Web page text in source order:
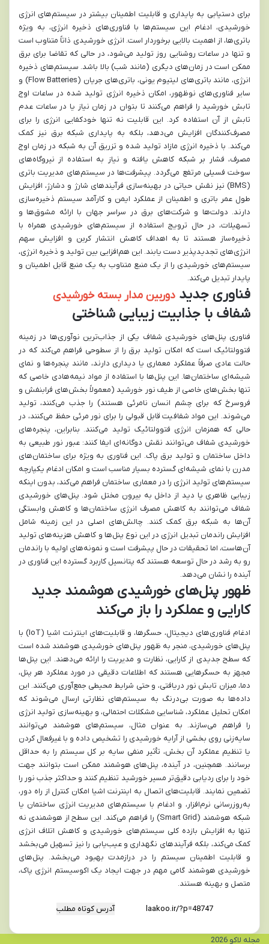
برای دستیابی به پایداری و قابلیت اطمینان بیشتر در سیستم‌های انرژی
خورشیدی، ادغام این سیستم‌ها با فناوری‌های ذخیره انرژی، به ویژه
باتری‌ها، از اهمیت بالایی برخوردار است. انرژی خورشیدی ذاتاً متناوب است
و تنها در ساعات روشنایی روز تولید می‌شود، در حالی که تقاضا برای برق
ممکن است در زمان‌های دیگری (مانند شب) بالا باشد. سیستم‌های ذخیره
انرژی، مانند باتری‌های لیتیوم یونی، باتری‌های جریان (Flow Batteries) و
سایر فناوری‌های نوظهور، امکان ذخیره انرژی تولید شده در ساعات اوج
تابش خورشید را فراهم می‌کنند تا بتوان در زمان نیاز یا در ساعات عدم
تابش از آن استفاده کرد. این قابلیت نه تنها خودکفایی انرژی را برای
مصرف‌کنندگان افزایش می‌دهد، بلکه به پایداری شبکه برق نیز کمک
می‌کند. با ذخیره انرژی مازاد تولید شده و تزریق آن به شبکه در زمان اوج
مصرف، فشار بر شبکه کاهش یافته و نیاز به استفاده از نیروگاه‌های
سوخت فسیلی مرتفع می‌گردد. پیشرفت‌ها در سیستم‌های مدیریت باتری
(BMS) نیز نقش حیاتی در بهینه‌سازی فرآیندهای شارژ و دشارژ، افزایش
طول عمر باتری و اطمینان از عملکرد ایمن و کارآمد سیستم ذخیره‌سازی
دارند. دولت‌ها و شرکت‌های برق در سراسر جهان با ارائه مشوق‌ها و
تسهیلات، در حال ترویج استفاده از سیستم‌های خورشیدی همراه با
ذخیره‌ساز هستند تا به اهداف کاهش انتشار کربن و افزایش سهم
انرژی‌های تجدیدپذیر دست یابند. این هم‌افزایی بین تولید و ذخیره انرژی،
سیستم‌های خورشیدی را از یک منبع متناوب به یک منبع قابل اطمینان و
پایدار تبدیل می‌کند.
فناوری جدید دوربین مدار بسته خورشیدی
شفاف با جذابیت زیبایی شناختی
فناوری پنل‌های خورشیدی شفاف یکی از جذاب‌ترین نوآوری‌ها در زمینه
فتوولتائیک است که امکان تولید برق را از سطوحی فراهم می‌کند که در
حالت عادی صرفاً عملکرد معماری یا دیداری دارند، مانند پنجره‌ها و نمای
شیشه‌ای ساختمان‌ها. این پنل‌ها با استفاده از مواد نیمه‌هادی خاصی که
تنها بخش‌های خاصی از طیف نور خورشید (معمولاً بخش‌های فرابنفش و
فروسرخ که برای چشم انسان نامرئی هستند) را جذب می‌کنند، تولید
می‌شوند. این مواد شفافیت قابل قبولی را برای نور مرئی حفظ می‌کنند، در
حالی که همزمان انرژی فتوولتائیک تولید می‌کنند. بنابراین، پنجره‌های
خورشیدی شفاف می‌توانند نقش دوگانه‌ای ایفا کنند: عبور نور طبیعی به
داخل ساختمان و تولید برق پاک. این فناوری به ویژه برای ساختمان‌های
مدرن با نمای شیشه‌ای گسترده بسیار مناسب است و امکان ادغام یکپارچه
سیستم‌های تولید انرژی را در معماری ساختمان فراهم می‌کند، بدون اینکه
زیبایی ظاهری یا دید از داخل به بیرون مختل شود. پنل‌های خورشیدی
شفاف می‌توانند به کاهش مصرف انرژی ساختمان‌ها و کاهش وابستگی
آن‌ها به شبکه برق کمک کنند. چالش‌های اصلی در این زمینه شامل
افزایش راندمان تبدیل انرژی در این نوع پنل‌ها و کاهش هزینه‌های تولید
آن‌هاست، اما تحقیقات در حال پیشرفت است و نمونه‌های اولیه با راندمان
رو به رشد در حال توسعه هستند که پتانسیل کاربرد گسترده این فناوری در
آینده را نشان می‌دهد.
ظهور پنل‌های خورشیدی هوشمند جدید
کارایی و عملکرد را باز می‌کند
ادغام فناوری‌های دیجیتال، حسگرها، و قابلیت‌های اینترنت اشیا (IoT) با
پنل‌های خورشیدی، منجر به ظهور پنل‌های خورشیدی هوشمند شده است
که سطح جدیدی از کارایی، نظارت و مدیریت را ارائه می‌دهند. این پنل‌ها
مجهز به حسگرهایی هستند که اطلاعات دقیقی در مورد عملکرد هر پنل،
دما، میزان تابش نور دریافتی، و حتی شرایط محیطی جمع‌آوری می‌کنند. این
داده‌ها به صورت بی‌درنگ به سیستم‌های نظارتی ارسال می‌شوند که
امکان تحلیل عملکرد، شناسایی مشکلات احتمالی، و بهینه‌سازی تولید انرژی
را فراهم می‌سازند. به عنوان مثال، سیستم‌های هوشمند می‌توانند
سایه‌زنی روی بخشی از آرایه خورشیدی را تشخیص داده و با غیرفعال کردن
یا تنظیم عملکرد آن بخش، تأثیر منفی سایه بر کل سیستم را به حداقل
برسانند. همچنین، در آینده، پنل‌های هوشمند ممکن است بتوانند جهت
خود را برای ردیابی دقیق‌تر مسیر خورشید تنظیم کنند و حداکثر جذب نور را
تضمین نمایند. قابلیت‌های اتصال به اینترنت اشیا امکان کنترل از راه دور،
به‌روزرسانی نرم‌افزار، و ادغام با سیستم‌های مدیریت انرژی ساختمان یا
شبکه هوشمند (Smart Grid) را فراهم می‌کند. این سطح از هوشمندی نه
تنها به افزایش بازده کلی سیستم‌های خورشیدی و کاهش اتلاف انرژی
کمک می‌کند، بلکه فرآیندهای نگهداری و عیب‌یابی را نیز تسهیل می‌بخشد
و قابلیت اطمینان سیستم را در درازمدت بهبود می‌بخشد. پنل‌های
خورشیدی هوشمند گامی مهم در جهت ایجاد یک اکوسیستم انرژی پاک،
متصل و بهینه هستند.
آدرس کوتاه مطلب
مجله لاکو 2026